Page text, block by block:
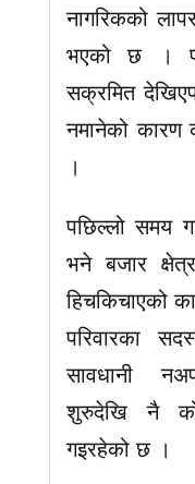
नागरिकको
भएको छ ।
सक्रमित
नमानेको कारण
।
पछिल्लो समय
भने बजार
हिचकिचाएको
परिवारका
सावधानी
शुरुदेखि नै
गइरहेको छ ।